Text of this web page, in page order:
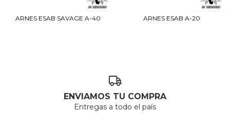
ARNES ESAB SAVAGE A-40 ARNES ESAB A-20
ENVIAMOS TU COMPRA
Entregas a todo el país